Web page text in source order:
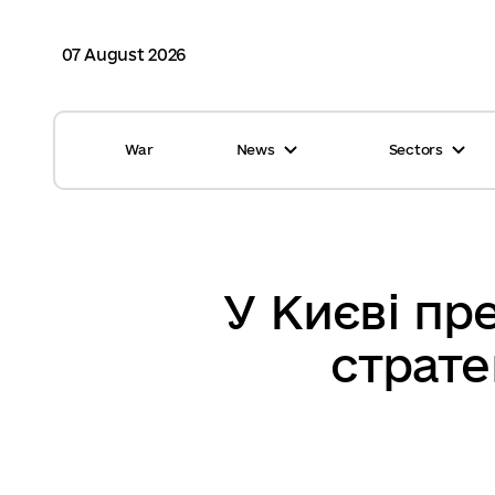
07 August 2026
War News Sectors
У Києві